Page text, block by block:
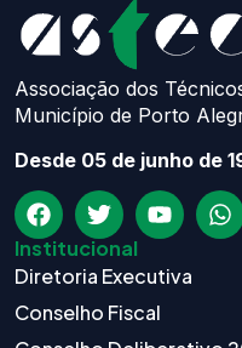
Associação dos
Município de Porto
Desde 05 de junho de
Institucional
Diretoria Executiva
Conselho Fiscal